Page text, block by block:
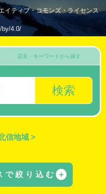
イティブ・コモンズ・ライセンス
by/4.0/
検索
店名・キーワードから探す
信地域 >
で絞り込む ＋